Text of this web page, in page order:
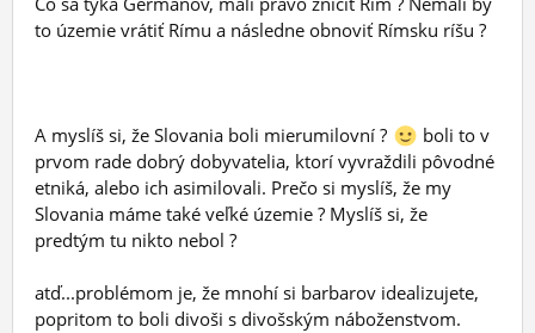
to územie vrátiť Rímu a následne obnoviť Rímsku ríšu ?
A myslíš si, že Slovania boli mierumilovní ?
boli to v
prvom rade dobrý dobyvatelia, ktorí vyvraždili pôvodné
etniká, alebo ich asimilovali. Prečo si myslíš, že my
Slovania máme také veľké územie ? Myslíš si, že
predtým tu nikto nebol ?
atď...problémom je, že mnohí si barbarov idealizujete,
popritom to boli divoši s divošským náboženstvom.